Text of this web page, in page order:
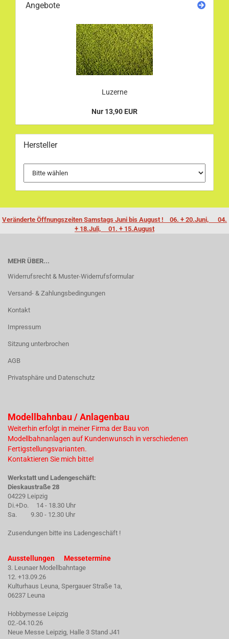
Angebote
Luzerne
Nur 13,90 EUR
Hersteller
Veränderte Öffnungszeiten Samstags Juni bis August ! 06. + 20.Juni, 04.
+ 18.Juli, 01. + 15.August
MEHR ÜBER...
Widerrufsrecht & Muster-Widerrufsformular
Versand- & Zahlungsbedingungen
Kontakt
Impressum
Sitzung unterbrochen
AGB
Privatsphäre und Datenschutz
Modellbahnbau / Anlagenbau
Weiterhin erfolgt in meiner Firma der Bau von
Modellbahnanlagen auf Kundenwunsch in verschiedenen
Fertigstellungsvarianten.
Kontaktieren Sie mich bitte!
Werkstatt und Ladengeschäft:
Dieskaustraße 28
04229 Leipzig
Di.+Do. 14 - 18.30 Uhr
Sa. 9.30 - 12.30 Uhr
Zusendungen bitte ins Ladengeschäft !
Ausstellungen Messetermine
3. Leunaer Modellbahntage
12. +13.09.26
Kulturhaus Leuna, Spergauer Straße 1a,
06237 Leuna
Hobbymesse Leipzig
02.-04.10.26
Neue Messe Leipzig, Halle 3 Stand J41